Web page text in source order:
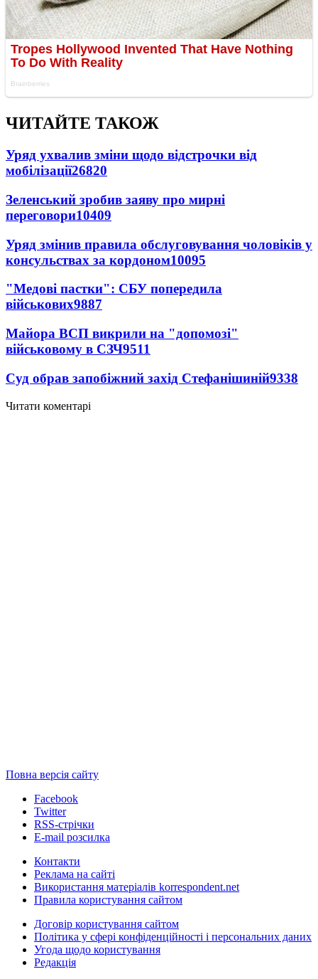
ЧИТАЙТЕ ТАКОЖ
Уряд ухвалив зміни щодо відстрочки від
мобілізації26820
Зеленський зробив заяву про мирні
переговори10409
Уряд змінив правила обслуговування чоловіків у
консульствах за кордоном10095
"Медові пастки": СБУ попередила
військових9887
Майора ВСП викрили на "допомозі"
військовому в СЗЧ9511
Суд обрав запобіжний захід Стефанішиній9338
Читати коментарі
Повна версія сайту
Facebook
Twitter
RSS-стрічки
E-mail розсилка
Контакти
Реклама на сайті
Використання матеріалів korrespondent.net
Правила користування сайтом
Договір користування сайтом
Політика у сфері конфіденційності і персональних даних
Угода щодо користування
Редакція